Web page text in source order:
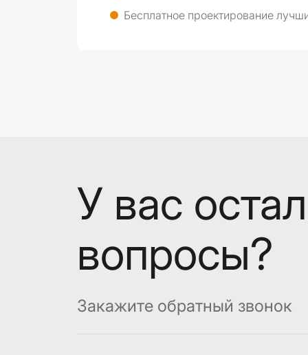
Бесплатное проектирование
У вас
вопросы?
Закажите обратный звонок